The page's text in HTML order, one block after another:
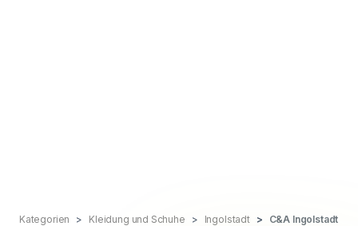
Kategorien Kleidung und Schuhe Ingolstadt C&A Ingolstadt